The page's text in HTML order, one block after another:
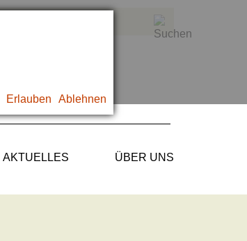
Erlauben Ablehnen
AKTUELLES ÜBER UNS